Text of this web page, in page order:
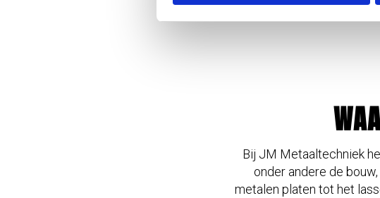
Bij JM Metaaltechniek
onder andere de
metalen platen tot het